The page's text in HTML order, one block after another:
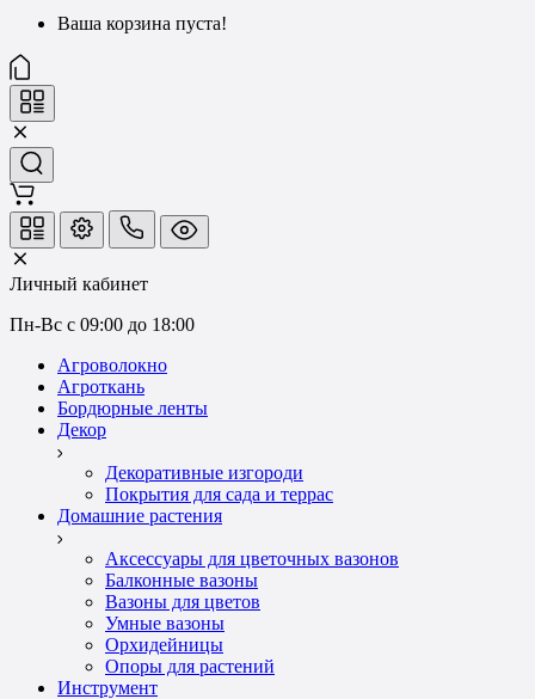
Ваша корзина пуста!
Личный кабинет
Пн-Вс с 09:00 до 18:00
Агроволокно
Агроткань
Бордюрные ленты
Декор
Декоративные изгороди
Покрытия для сада и террас
Домашние растения
Аксессуары для цветочных вазонов
Балконные вазоны
Вазоны для цветов
Умные вазоны
Орхидейницы
Опоры для растений
Инструмент